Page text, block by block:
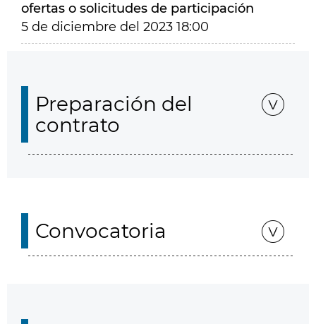
ofertas o solicitudes de participación
5 de diciembre del 2023 18:00
Preparación del
contrato
Convocatoria